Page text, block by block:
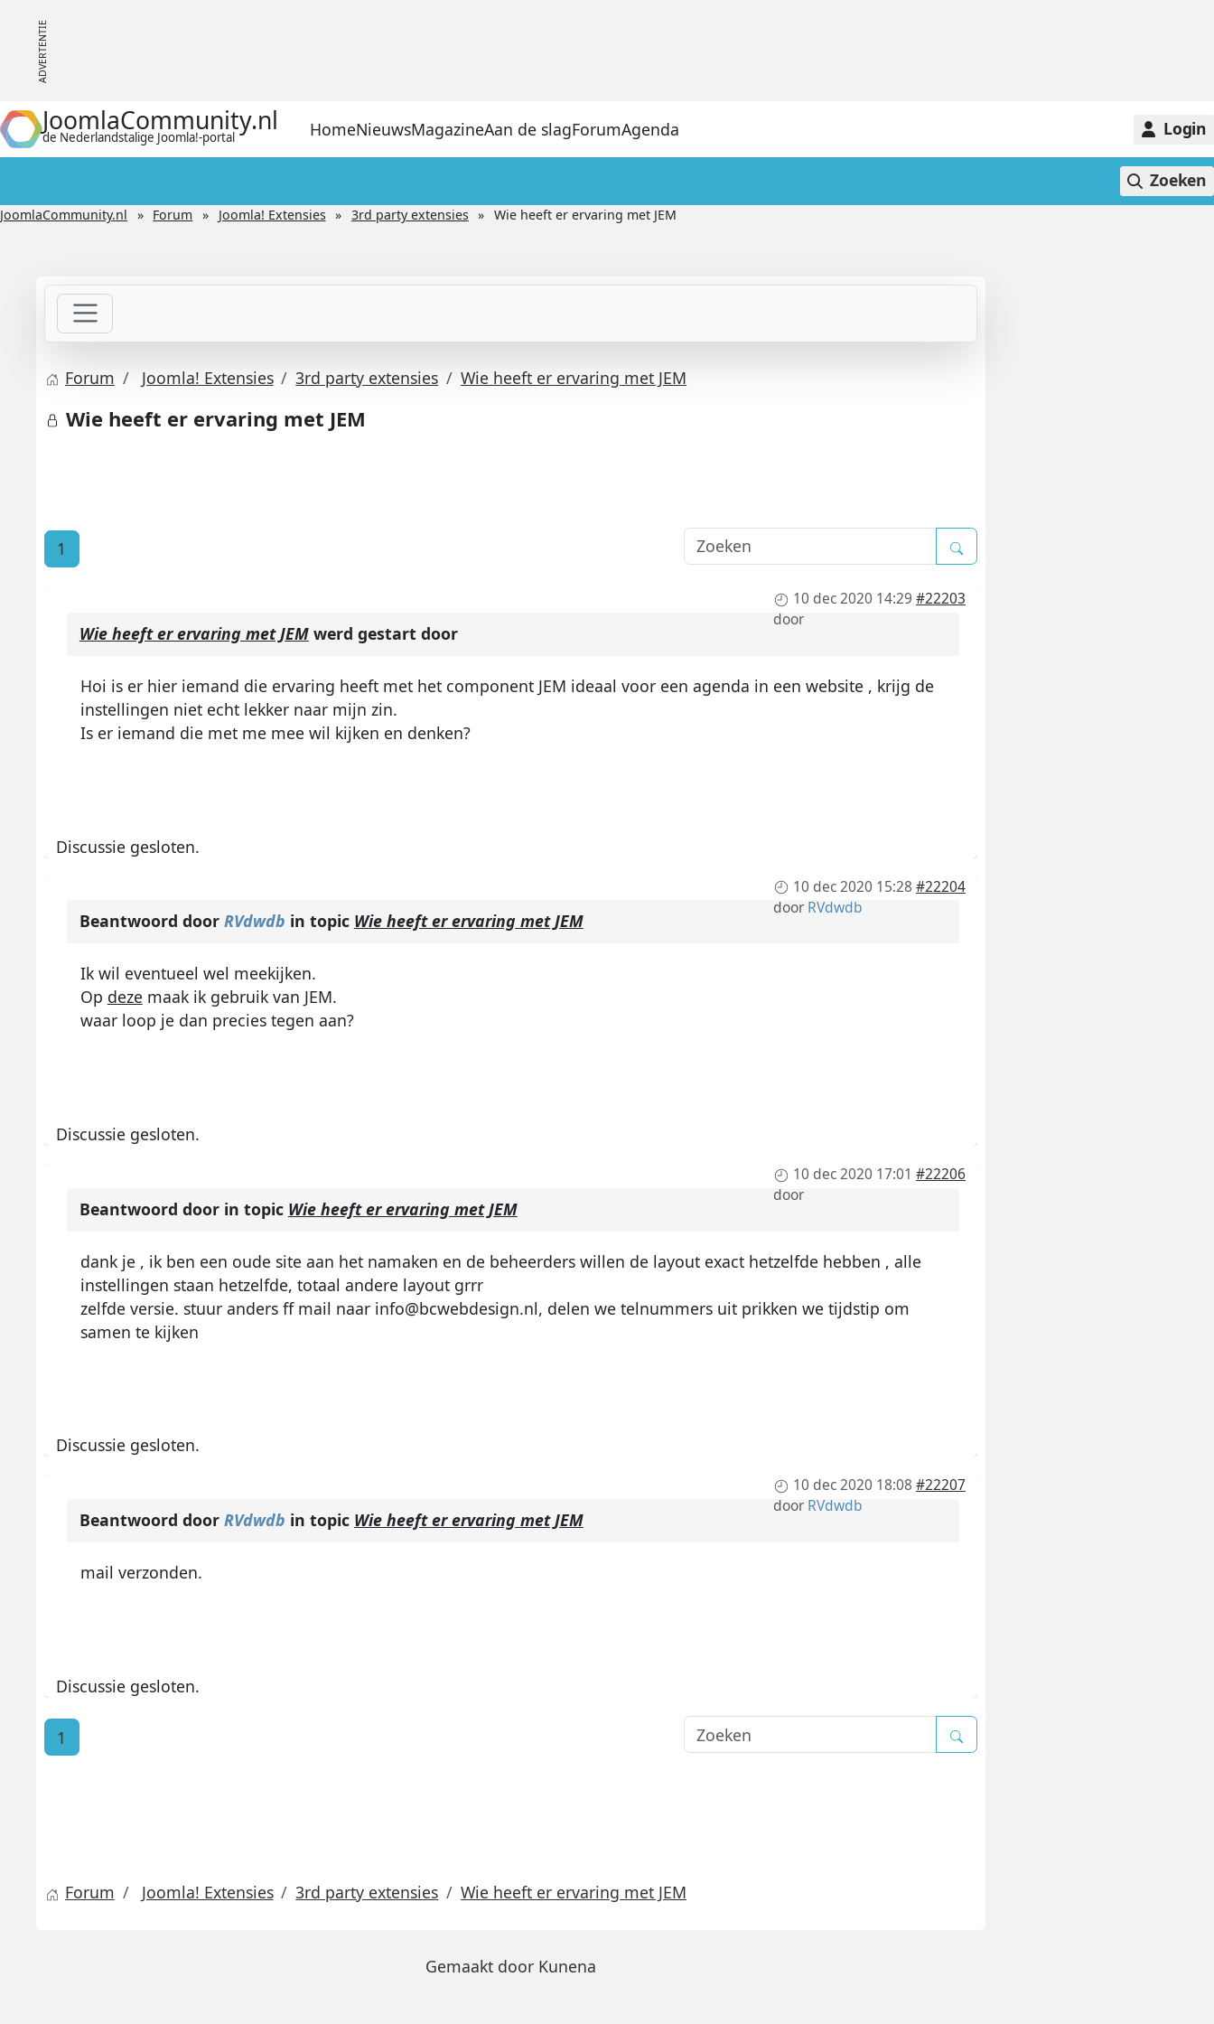
JoomlaCommunity.nl
de Nederlandstalige Joomla!-portal HomeNieuwsMagazineAan de slagForumAgenda Login
Zoeken
JoomlaCommunity.nl Forum Joomla! Extensies 3rd party extensies Wie heeft er ervaring met JEM
Forum Joomla! Extensies 3rd party extensies Wie heeft er ervaring met JEM
Wie heeft er ervaring met JEM
1
10 dec 2020 14:29 #22203
door
Wie heeft er ervaring met JEMwerd gestart door
Hoi is er hier iemand die ervaring heeft met het component JEM ideaal voor een agenda in een website , krijg de
instellingen niet echt lekker naar mijn zin.
Is er iemand die met me mee wil kijken en denken?
Discussie gesloten.
10 dec 2020 15:28 #22204
doorRVdwdb
Beantwoord door RVdwdb in topic Wie heeft er ervaring met JEM
Ik wil eventueel wel meekijken.
Op deze maak ik gebruik van JEM.
waar loop je dan precies tegen aan?
Discussie gesloten.
10 dec 2020 17:01 #22206
door
Beantwoord door in topic Wie heeft er ervaring met JEM
dank je , ik ben een oude site aan het namaken en de beheerders willen de layout exact hetzelfde hebben , alle
instellingen staan hetzelfde, totaal andere layout grrr
zelfde versie. stuur anders ff mail naar info@bcwebdesign.nl, delen we telnummers uit prikken we tijdstip om
samen te kijken
Discussie gesloten.
10 dec 2020 18:08 #22207
doorRVdwdb
Beantwoord door RVdwdb in topic Wie heeft er ervaring met JEM
mail verzonden.
Discussie gesloten.
1
Forum Joomla! Extensies 3rd party extensies Wie heeft er ervaring met JEM
Gemaakt door Kunena